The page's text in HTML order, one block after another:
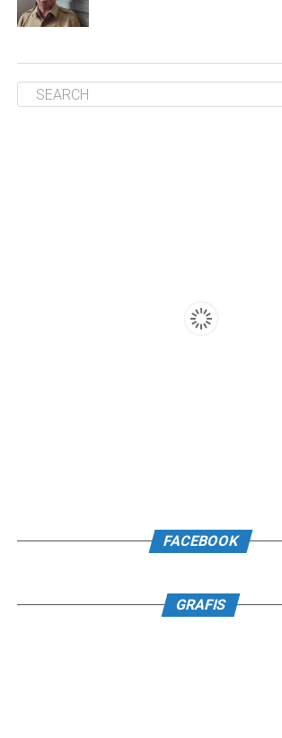
FACEBOOK
GRAFIS